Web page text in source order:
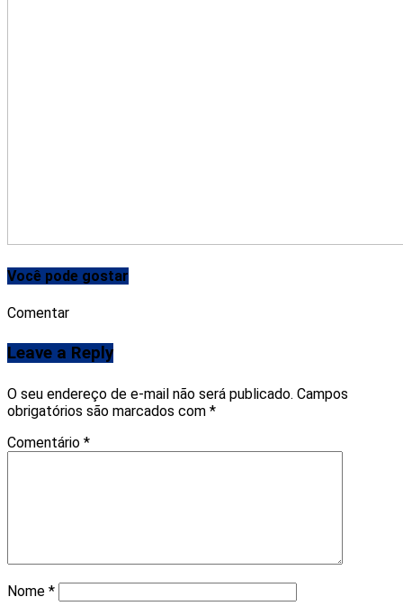
Você pode gostar
Comentar
Leave a Reply
O seu endereço de e-mail não será publicado. Campos
obrigatórios são marcados com *
Comentário *
Nome *